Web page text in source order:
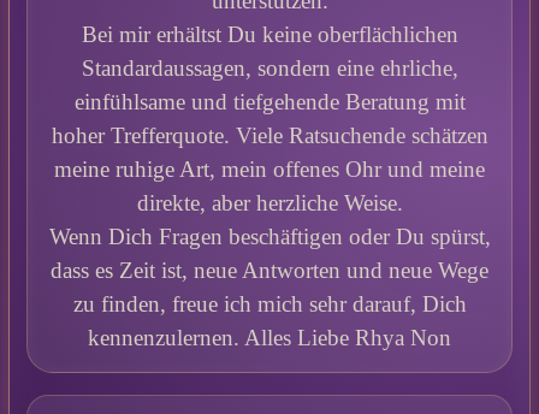
Bei mir erhältst Du keine oberflächlichen
Standardaussagen, sondern eine ehrliche,
einfühlsame und tiefgehende Beratung mit
hoher Trefferquote. Viele Ratsuchende schätzen
meine ruhige Art, mein offenes Ohr und meine
direkte, aber herzliche Weise.
Wenn Dich Fragen beschäftigen oder Du spürst,
dass es Zeit ist, neue Antworten und neue Wege
zu finden, freue ich mich sehr darauf, Dich
kennenzulernen. Alles Liebe Rhya Non